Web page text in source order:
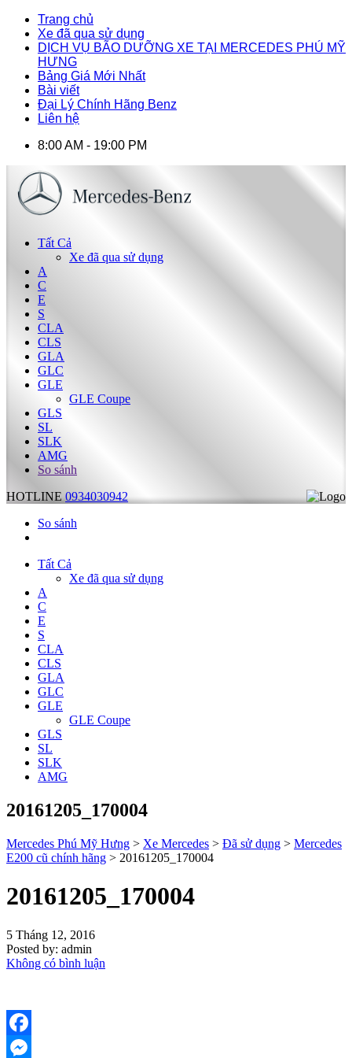
Trang chủ
Xe đã qua sử dụng
DỊCH VỤ BÃO DƯỠNG XE TẠI MERCEDES PHÚ MỸ
HƯNG
Bảng Giá Mới Nhất
Bài viết
Đại Lý Chính Hãng Benz
Liên hệ
8:00 AM - 19:00 PM
Tất Cả
Xe đã qua sử dụng
A
C
E
S
CLA
CLS
GLA
GLC
GLE
GLE Coupe
GLS
SL
SLK
AMG
So sánh
HOTLINE 0934030942
So sánh
Tất Cả
Xe đã qua sử dụng
A
C
E
S
CLA
CLS
GLA
GLC
GLE
GLE Coupe
GLS
SL
SLK
AMG
20161205_170004
Mercedes Phú Mỹ Hưng > Xe Mercedes > Đã sử dụng > Mercedes
E200 cũ chính hãng > 20161205_170004
20161205_170004
5 Tháng 12, 2016
Posted by: admin
Không có bình luận
Facebook